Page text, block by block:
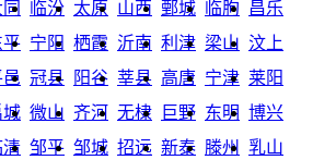
临汾 太原 山西 鄄城 临朐 昌乐
平 宁阳 栖霞 沂南 利津 梁山 汶上
冠县 阳谷 莘县 高唐 宁津 莱阳
城 微山 齐河 无棣 巨野 东明 博兴
清 邹平 邹城 招远 新泰 滕州
乳山